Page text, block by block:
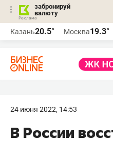
забронируй
валюту
Казань20.5° Москва19.3°
24 июня 2022, 14:53
В России